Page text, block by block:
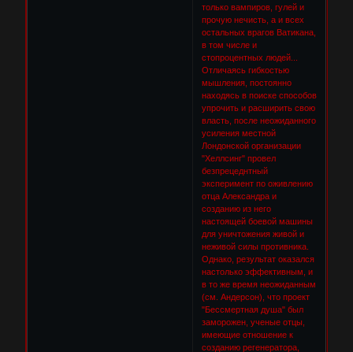
только вампиров, гулей и
прочую нечисть, а и всех
остальных врагов Ватикана,
в том числе и
стопроцентных людей...
Отличаясь гибкостью
мышления, постоянно
находясь в поиске способов
упрочить и расширить свою
власть, после неожиданного
усиления местной
Лондонской организации
"Хеллсинг" провел
безпрецеднтный
эксперимент по оживлению
отца Александра и
созданию из него
настоящей боевой машины
для уничтожения живой и
неживой силы противника.
Однако, результат оказался
настолько эффективным, и
в то же время неожиданным
(см. Андерсон), что проект
"Бессмертная душа" был
заморожен, ученые отцы,
имеющие отношение к
созданию регенератора,